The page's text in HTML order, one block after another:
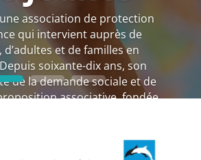
une association de protection
qui intervient auprès de
et de familles en
soixante-dix ans, son
de la demande sociale et de
associative, fondée
les Conseils départementaux